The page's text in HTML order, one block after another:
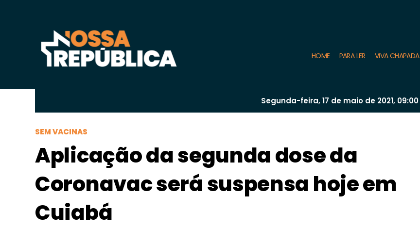
HOME PARA LER VIVA CHAPADA
Segunda-feira, 17 de maio de 2021, 09:00
SEM VACINAS
Aplicação da segunda dose da
Coronavac será suspensa hoje em
Cuiabá